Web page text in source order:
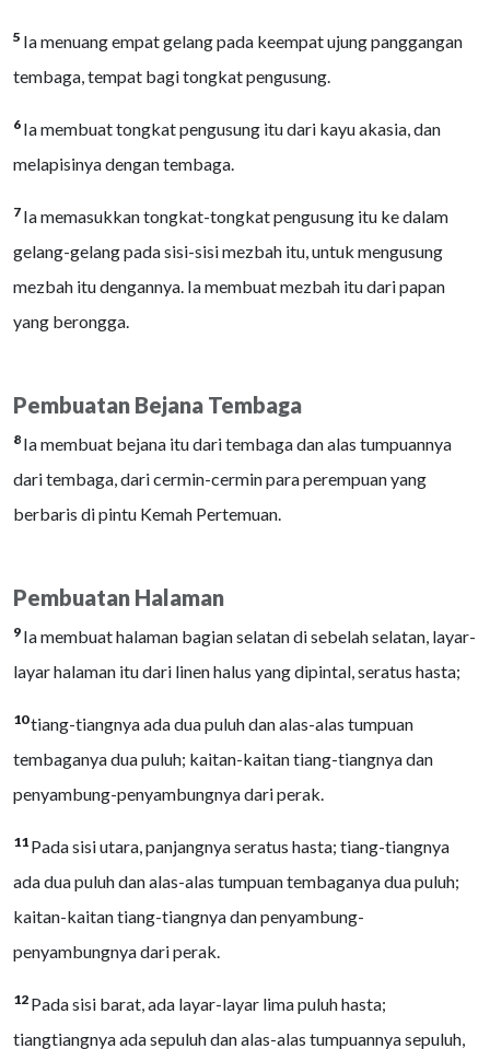
5 Ia menuang empat gelang pada keempat ujung panggangan
tembaga, tempat bagi tongkat pengusung.
6 Ia membuat tongkat pengusung itu dari kayu akasia, dan
melapisinya dengan tembaga.
7 Ia memasukkan tongkat-tongkat pengusung itu ke dalam
gelang-gelang pada sisi-sisi mezbah itu, untuk mengusung
mezbah itu dengannya. Ia membuat mezbah itu dari papan
yang berongga.
Pembuatan Bejana Tembaga
8 Ia membuat bejana itu dari tembaga dan alas tumpuannya
dari tembaga, dari cermin-cermin para perempuan yang
berbaris di pintu Kemah Pertemuan.
Pembuatan Halaman
9 Ia membuat halaman bagian selatan di sebelah selatan, layar-
layar halaman itu dari linen halus yang dipintal, seratus hasta;
10tiang-tiangnya ada dua puluh dan alas-alas tumpuan
tembaganya dua puluh; kaitan-kaitan tiang-tiangnya dan
penyambung-penyambungnya dari perak.
11 Pada sisi utara, panjangnya seratus hasta; tiang-tiangnya
ada dua puluh dan alas-alas tumpuan tembaganya dua puluh;
kaitan-kaitan tiang-tiangnya dan penyambung-
penyambungnya dari perak.
12 Pada sisi barat, ada layar-layar lima puluh hasta;
tiangtiangnya ada sepuluh dan alas-alas tumpuannya sepuluh,